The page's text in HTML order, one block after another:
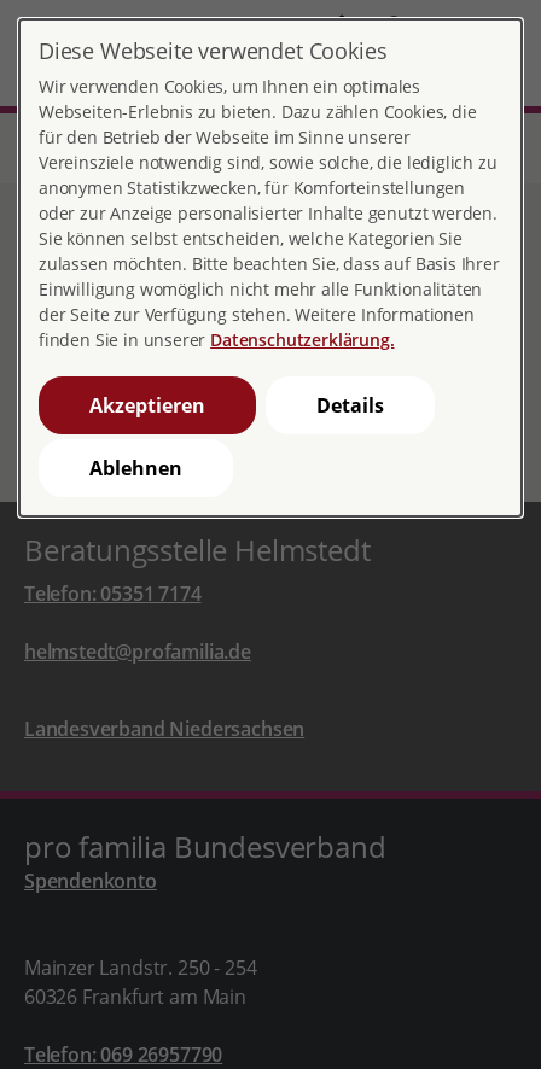
DE
Start Niedersachsen
Beratungsstelle Helmstedt
Veranstaltungen pro familia Helmstedt
Veranstaltungen pro
familia Helmstedt
Veranstaltungen
Derzeit keine Veranstaltungen.
Beratungsstelle Helmstedt
Telefon: 05351 7174
helmstedt@profamilia.de
Landesverband Niedersachsen
pro familia Bundesverband
Spendenkonto
Mainzer Landstr. 250 - 254
60326 Frankfurt am Main
Telefon: 069 26957790
Diese Webseite verwendet Cookies
Wir verwenden Cookies, um Ihnen ein optimales
Webseiten-Erlebnis zu bieten. Dazu zählen Cookies, die
für den Betrieb der Webseite im Sinne unserer
Vereinsziele notwendig sind, sowie solche, die lediglich zu
anonymen Statistikzwecken, für Komforteinstellungen
oder zur Anzeige personalisierter Inhalte genutzt werden.
Sie können selbst entscheiden, welche Kategorien Sie
zulassen möchten. Bitte beachten Sie, dass auf Basis Ihrer
Einwilligung womöglich nicht mehr alle Funktionalitäten
der Seite zur Verfügung stehen. Weitere Informationen
finden Sie in unserer Datenschutzerklärung.
Akzeptieren Details
Ablehnen